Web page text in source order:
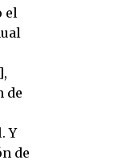
el
de
Y
de